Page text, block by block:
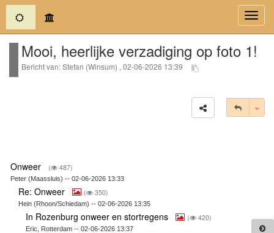
(current)
Mooi, heerlijke verzadiging op foto 1!
Bericht van: Stefan (Winsum) , 02-06-2026 13:39
Onweer ( 487)
Peter (Maassluis) -- 02-06-2026 13:33
Re: Onweer ( 350)
Hein (Rhoon/Schiedam) -- 02-06-2026 13:35
In Rozenburg onweer en stortregens ( 420)
Eric, Rotterdam -- 02-06-2026 13:37